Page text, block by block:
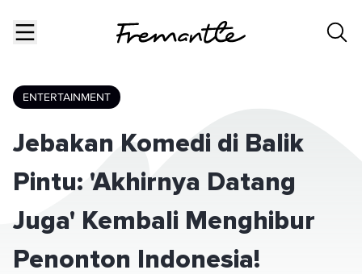
ENTERTAINMENT
Jebakan Komedi di Balik
Pintu: 'Akhirnya Datang
Juga' Kembali Menghibur
Penonton Indonesia!